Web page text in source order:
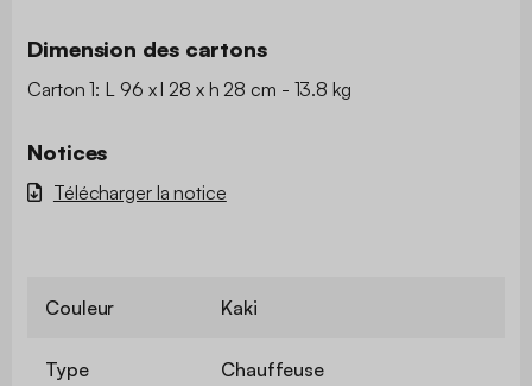
Dimension des cartons
Carton 1: L 96 x l 28 x h 28 cm - 13.8 kg
Notices
Télécharger la notice
Couleur Kaki
Type Chauffeuse